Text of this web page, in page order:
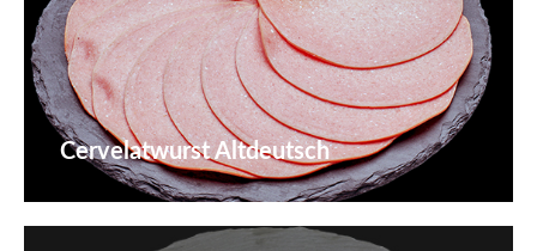
Cervelatwurst Altdeutsch